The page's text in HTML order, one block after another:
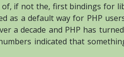
if not the, first bindings for
as a default way for PHP
a decade and PHP has
indicated that